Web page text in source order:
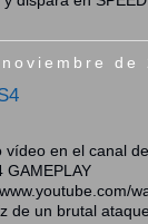
de
vídeo en el canal
GAMEPLAY
de un brutal ataque